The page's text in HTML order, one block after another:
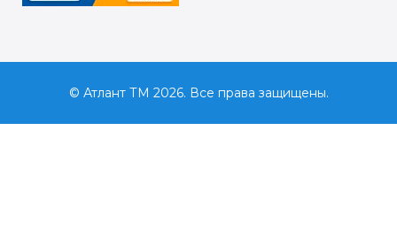
© Атлант ТМ 2026. Все права защищены.